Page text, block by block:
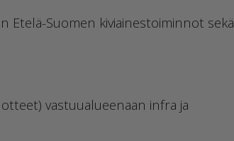
Etelä-Suomen kiviainestoiminnot sekä
vastuualueenaan infra ja